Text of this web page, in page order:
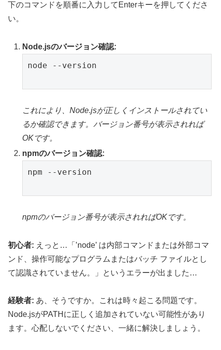
下のコマンドを順番に入力してEnterキーを押してくださ
い。
Node.jsのバージョン確認:
node --version
これにより、Node.jsが正しくインストールされてい
るか確認できます。バージョン番号が表示されれば
OKです。
npmのバージョン確認:
npm --version
npmのバージョン番号が表示されればOKです。
初心者: えっと…「’node’ は内部コマンドまたは外部コマ
ンド、操作可能なプログラムまたはバッチ ファイルとし
て認識されていません。」というエラーが出ました…
経験者: あ、そうですか。これは時々起こる問題です。
Node.jsがPATHに正しく追加されていない可能性があり
ます。心配しないでください、一緒に解決しましょう。